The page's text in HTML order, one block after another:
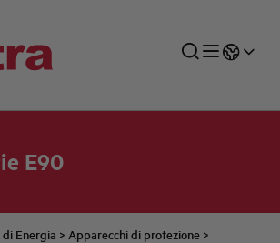
E90
Energia > Apparecchi di protezione >
DI ENERGIA
INDUSTRIALE
ISTITUZIONALI